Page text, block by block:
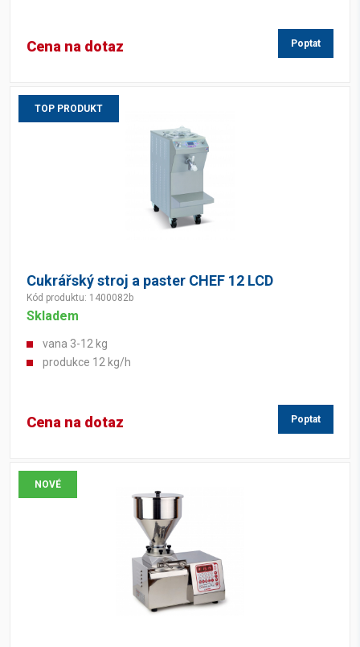
Cena na dotaz Poptat
TOP PRODUKT
Cukrářský stroj a paster CHEF 12 LCD
Kód produktu: 1400082b
Skladem
vana 3-12 kg
produkce 12 kg/h
Cena na dotaz Poptat
NOVÉ